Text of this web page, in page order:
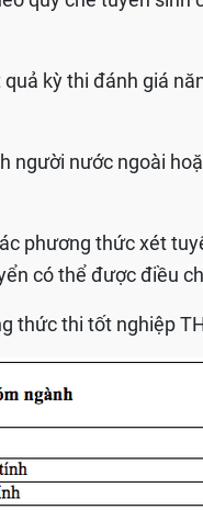
kỳ thi đánh giá
người nước ngoài
phương thức xét
có thể được điều
thức thi tốt nghiệp